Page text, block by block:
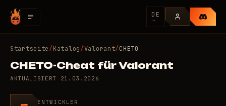
DE
Startseite/Katalog/Valorant/CHETO
CHETO-Cheat für Valorant
AKTUALISIERT 21.03.2026
ENTWICKLER